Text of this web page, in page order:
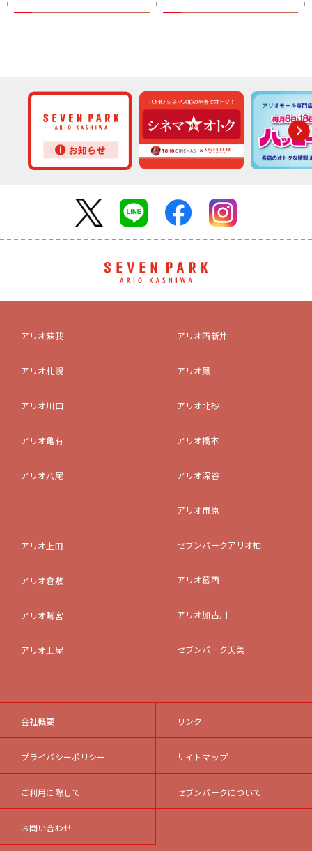
アリオ蘇我
アリオ札幌
アリオ川口
アリオ亀有
アリオ八尾
アリオ上田
アリオ倉敷
アリオ鷲宮
アリオ上尾
アリオ西新井
アリオ鳳
アリオ北砂
アリオ橋本
アリオ深谷
アリオ市原
セブンパークアリオ柏
アリオ葛西
アリオ加古川
セブンパーク天美
会社概要
プライバシーポリシー
ご利用に際して
お問い合わせ
リンク
サイトマップ
セブンパークについて